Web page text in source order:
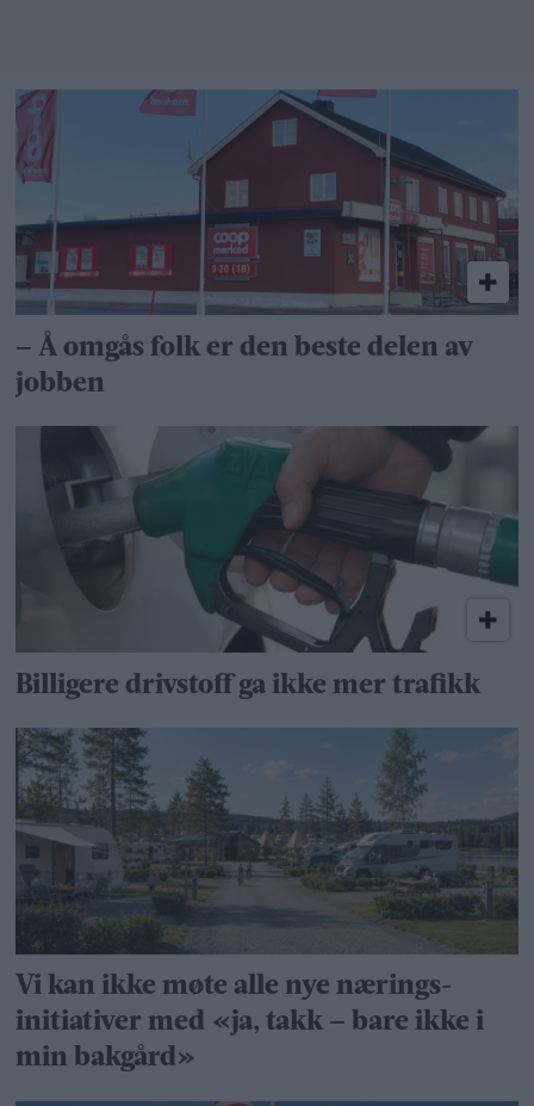
– Å omgås folk er den beste delen av
jobben
Billigere drivstoff ga ikke mer trafikk
Vi kan ikke møte alle nye nærings­
initiativer med «ja, takk – bare ikke i
min bakgård»